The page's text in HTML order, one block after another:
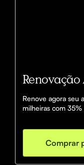
Renovação
Renove agora seu
milheiras com
Comprar